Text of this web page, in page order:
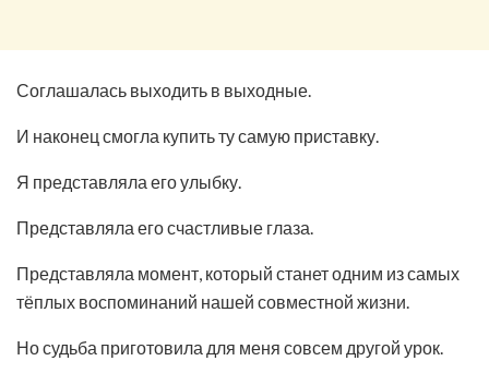
Соглашалась выходить в выходные.
И наконец смогла купить ту самую приставку.
Я представляла его улыбку.
Представляла его счастливые глаза.
Представляла момент, который станет одним из самых
тёплых воспоминаний нашей совместной жизни.
Но судьба приготовила для меня совсем другой урок.